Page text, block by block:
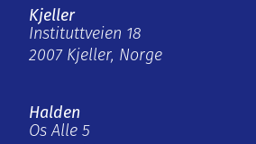
Kjeller
Instituttveien 18
2007 Kjeller, Norge
Halden
Os Alle 5